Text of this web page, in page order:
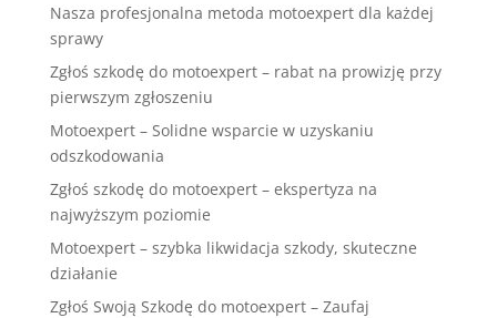
Nasza profesjonalna metoda motoexpert dla każdej
sprawy
Zgłoś szkodę do motoexpert – rabat na prowizję przy
pierwszym zgłoszeniu
Motoexpert – Solidne wsparcie w uzyskaniu
odszkodowania
Zgłoś szkodę do motoexpert – ekspertyza na
najwyższym poziomie
Motoexpert – szybka likwidacja szkody, skuteczne
działanie
Zgłoś Swoją Szkodę do motoexpert – Zaufaj